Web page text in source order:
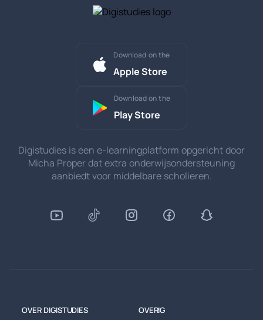
Download on the
Apple Store
Download on the
Play Store
Digistudies is een e-learningplatform opgericht door
Micha Proper dat extra onderwijsondersteuning
aanbiedt voor middelbare scholieren.
OVER DIGISTUDIES OVERIG